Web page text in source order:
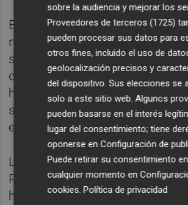
En cuanto a la posibilidad de
rutas, Ruiz ha subrayado que
seguir apostando por ampliar
destinos que funcionan bien" y
ha mostrado la predisposición
seguir ampliando su catálogo
en el futuro.
La directora general de Aerocas,
París, también ha resaltado el
histórico" de rutas en el
sobre la audiencia y mejorar los
Proveedores de terceros (1725)
pueden procesar sus datos para
otros fines, incluido el uso de
geolocalización precisos y
del dispositivo. Sus elecciones se
solo a este sitio web. Algunos
pueden basarse en el interés
lugar del consentimiento; tiene
oponerse enConfiguración de
Puede retirar su consentimiento en
cualquier momento en
cookies .Política de privacidad